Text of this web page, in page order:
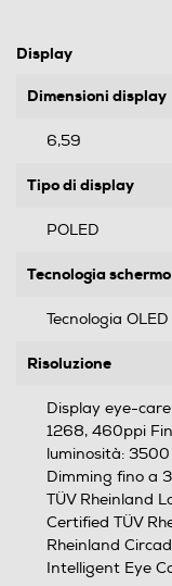
Display
Dimensioni display
6,59
Tipo di display
POLED
Tecnologia schermo
Tecnologia OLED
Risoluzione
Display eye-
1268, 460ppi
luminosità: 3500
Dimming fino a
TÜV Rheinland
Certified TÜV
Rheinland
Intelligent Eye